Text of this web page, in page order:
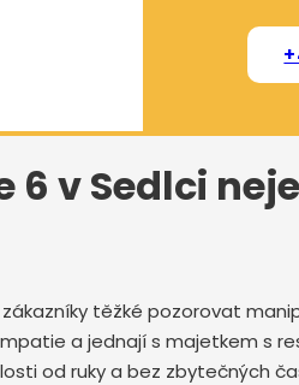
v Sedlci
těžké pozorovat
a jednají s majetkem s
od ruky a bez zbytečných